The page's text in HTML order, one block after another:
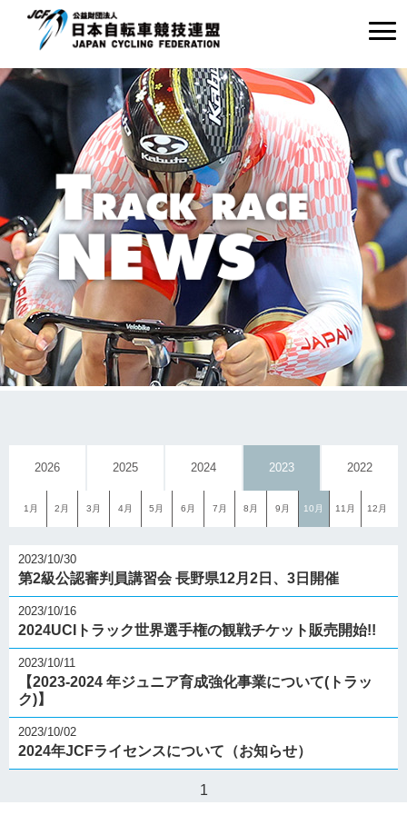
2026 2025 2024 2023 2022
1月 2月 3月 4月 5月 6月 7月 8月 9月 10月 11月 12月
2023/10/30
第2級公認審判員講習会 長野県12月2日、3日開催
2023/10/16
2024UCIトラック世界選手権の観戦チケット販売開始!!
2023/10/11
【2023-2024 年ジュニア育成強化事業について(トラッ
ク)】
2023/10/02
2024年JCFライセンスについて（お知らせ）
1